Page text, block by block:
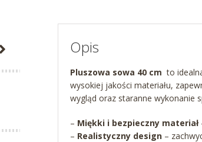
Opis
Pluszowa sowa 40 cm to
wysokiej jakości materiału,
wygląd oraz staranne wykonanie
– Miękki i bezpieczny materiał
– Realistyczny design–